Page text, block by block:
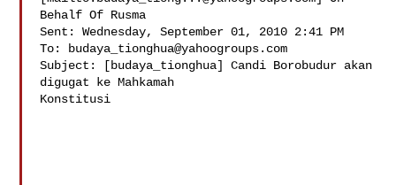
Behalf Of Rusma
Sent: Wednesday, September 01, 2010 2:41 PM
To:
budaya_tionghua@yahoogroups.com
Subject: [budaya_tionghua] Candi Borobudur akan
digugat ke Mahkamah
Konstitusi